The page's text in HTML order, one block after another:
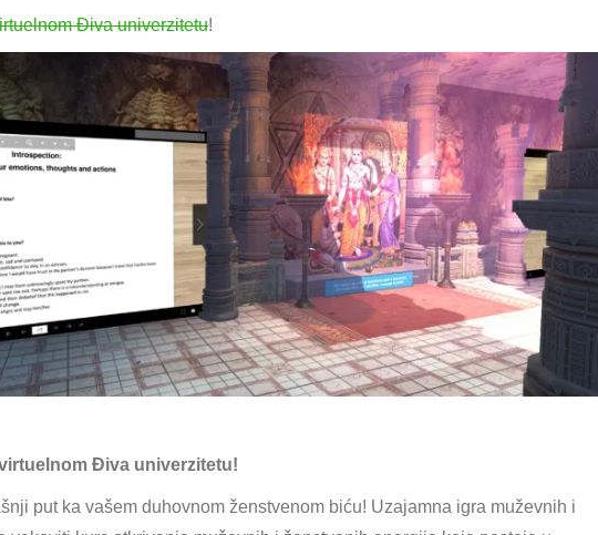
Điva univerzitetu!
Điva univerzitetu!
put ka vašem duhovnom ženstvenom biću! Uzajamna igra muževnih i